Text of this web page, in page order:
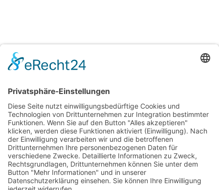
‚Taschenschirm‘
1C bedruckt
Optionen wählen
Shop Lieferbedingungen